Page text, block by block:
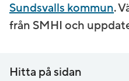
Sundsvalls kommun.
från SMHI och
Hitta på sidan